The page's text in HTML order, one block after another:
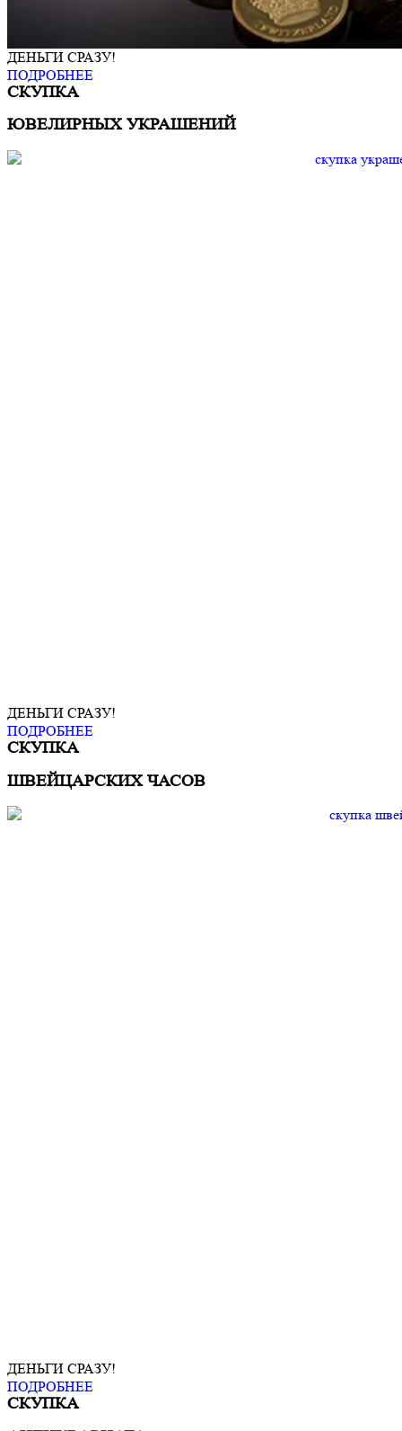
ДЕНЬГИ СРАЗУ!
ПОДРОБНЕЕ
СКУПКА
ЮВЕЛИРНЫХ УКРАШЕНИЙ
ДЕНЬГИ СРАЗУ!
ПОДРОБНЕЕ
СКУПКА
ШВЕЙЦАРСКИХ ЧАСОВ
ДЕНЬГИ СРАЗУ!
ПОДРОБНЕЕ
СКУПКА